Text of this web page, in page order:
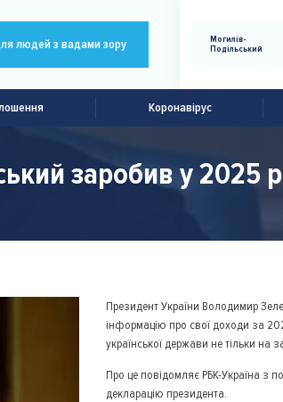
людей з вадами зору
Могилів-
Подільський
Коронавірус
заробив у 2025
Президент України Володимир
інформацію про свої доходи за
української держави не тільки на
Про це повідомляє РБК-Україна з
декларацію президента.